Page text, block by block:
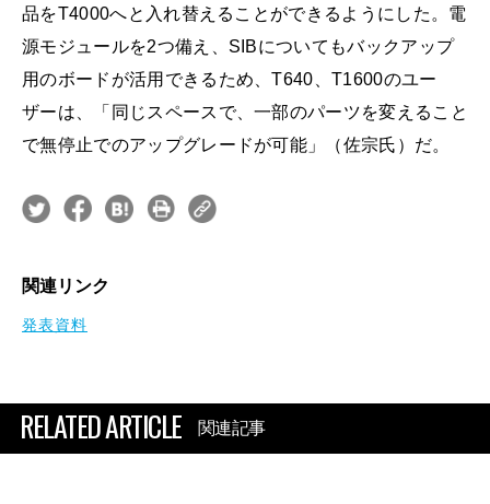
品をT4000へと入れ替えることができるようにした。電
源モジュールを2つ備え、SIBについてもバックアップ
用のボードが活用できるため、T640、T1600のユー
ザーは、「同じスペースで、一部のパーツを変えること
で無停止でのアップグレードが可能」（佐宗氏）だ。
関連リンク
発表資料
RELATED ARTICLE 関連記事